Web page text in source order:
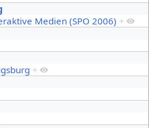
Medien (SPO 2006) +
+